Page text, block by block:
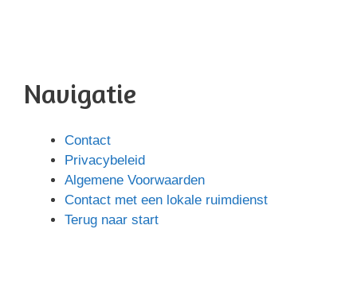
Navigatie
Contact
Privacybeleid
Algemene Voorwaarden
Contact met een lokale ruimdienst
Terug naar start